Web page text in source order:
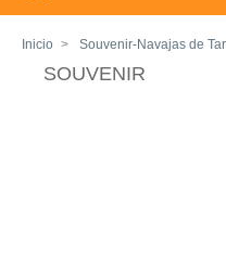
Inicio > Souvenir-Navajas de
SOUVENIR